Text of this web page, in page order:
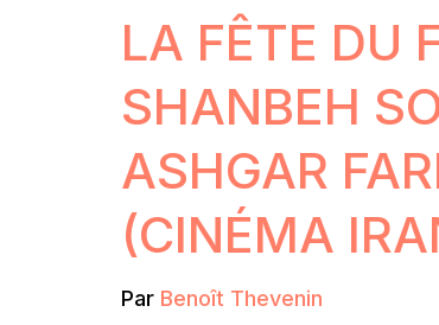
LA FÊTE DU
SHANBEH
ASHGAR
(CINÉMA
Par Benoît Thevenin